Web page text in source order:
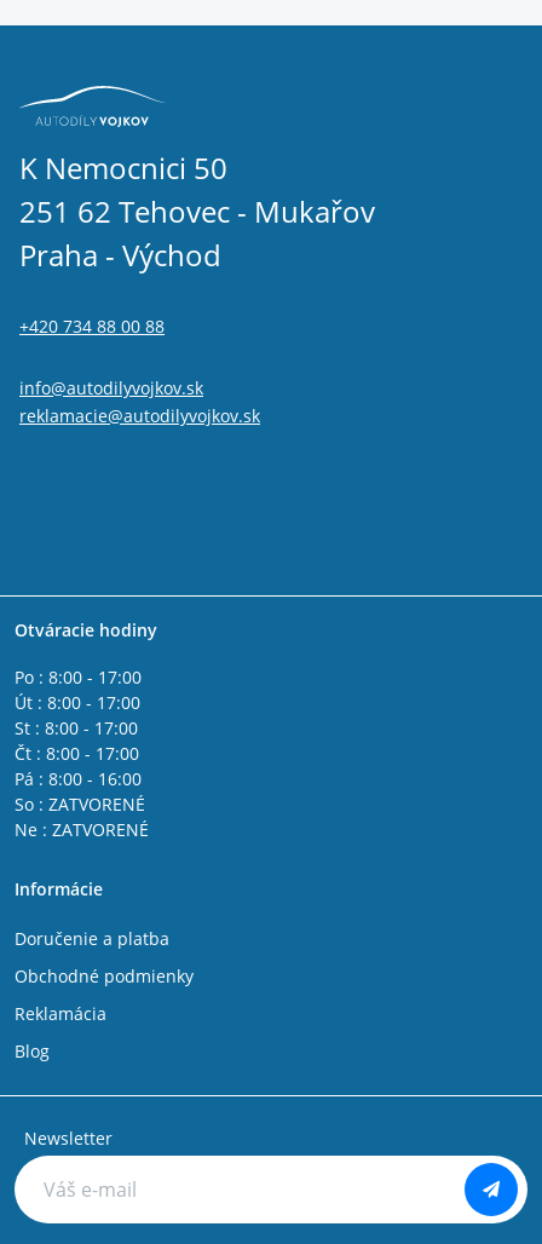
K Nemocnici 50
251 62 Tehovec - Mukařov
Praha - Východ
+420 734 88 00 88
info@autodilyvojkov.sk
reklamacie@autodilyvojkov.sk
Otváracie hodiny
Po : 8:00 - 17:00
Út : 8:00 - 17:00
St : 8:00 - 17:00
Čt : 8:00 - 17:00
Pá : 8:00 - 16:00
So : ZATVORENÉ
Ne : ZATVORENÉ
Informácie
Doručenie a platba
Obchodné podmienky
Reklamácia
Blog
Newsletter